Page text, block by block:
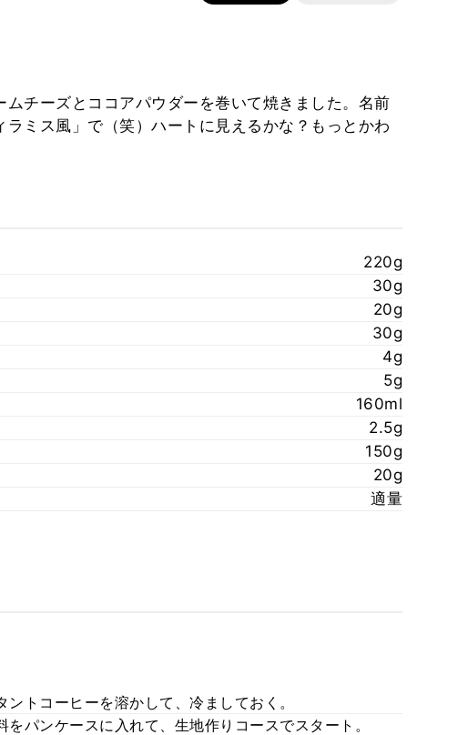
ムチーズとココアパウダーを巻いて焼きました。名前
ミス風」で（笑）ハートに見えるかな？もっとかわ
220g
30g
20g
30g
4g
5g
160ml
2.5g
150g
20g
適量
トコーヒーを溶かして、冷ましておく。
パンケースに入れて、生地作りコースでスタート。